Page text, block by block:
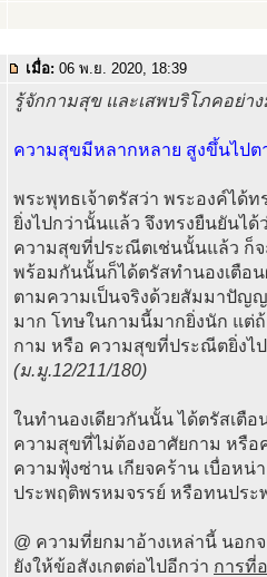
เมื่อ: 06 พ.ย. 2020, 18:39
รู้จักกามสุข และเสพบริโภคอย่า
ความสุขมีหลากหลาย สูงขึ้นไป
พระพุทธเจ้าตรัสว่า พระองค์ได้
ยิ่งไปกว่านั้นแล้ว จึงทรงยืนยันไ
ความสุขที่ประณีตเช่นนั้นแล้ว ก็จ
พร้อมกันนั้นก็ได้ตรัสทำนองเตือน
ตามความเป็นจริงด้วยสัมมาปั
มาก โทษในกามนี้มากยิ่งนัก แต่
กาม หรือ ความสุขที่ประณีตยิ่งไป
(ม.มู.12/211/180)
ในทำนองเดียวกันนั้น ได้ตรัสเตื
ความสุขที่ไม่ต้องอาศัยกาม หรือ
ความฟุ้งซ่าน เกียจคร้าน เบื่อหน่
ประพฤติพรหมจรรย์ หรือทนประ
@ ความที่ยกมาอ้างเหล่านี้ นอก
ยังให้ข้อสังเกตต่อไปอีกว่า การที่